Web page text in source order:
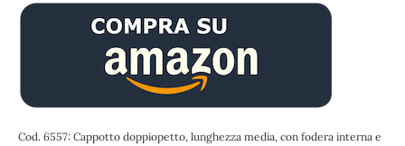
Cod. 6557: Cappotto doppiopetto, lunghezza media, con fodera interna e